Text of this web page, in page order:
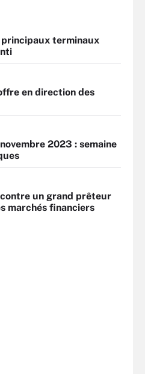
terminaux
en direction des
2023 : semaine
un grand prêteur
marchés financiers